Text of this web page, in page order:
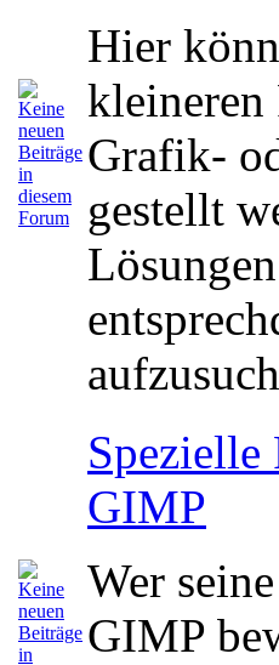
Hier
kleineren
Grafik-
gestellt
GIMP
Wer
GIMP